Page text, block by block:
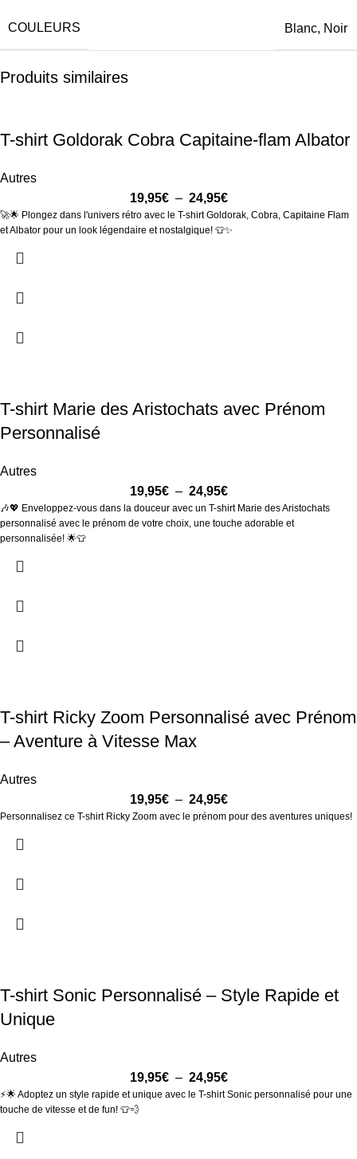
COULEURS Blanc, Noir
Produits similaires
T-shirt Goldorak Cobra Capitaine-flam Albator
Autres
19,95€ – 24,95€
🚀🌟 Plongez dans l'univers rétro avec le T-shirt Goldorak, Cobra, Capitaine Flam
et Albator pour un look légendaire et nostalgique! 👕✨
T-shirt Marie des Aristochats avec Prénom
Personnalisé
Autres
19,95€ – 24,95€
🎶💖 Enveloppez-vous dans la douceur avec un T-shirt Marie des Aristochats
personnalisé avec le prénom de votre choix, une touche adorable et
personnalisée! 🌟👕
T-shirt Ricky Zoom Personnalisé avec Prénom
– Aventure à Vitesse Max
Autres
19,95€ – 24,95€
Personnalisez ce T-shirt Ricky Zoom avec le prénom pour des aventures uniques!
T-shirt Sonic Personnalisé – Style Rapide et
Unique
Autres
19,95€ – 24,95€
⚡🌟 Adoptez un style rapide et unique avec le T-shirt Sonic personnalisé pour une
touche de vitesse et de fun! 👕💨